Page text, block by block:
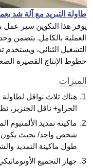
طاولة التبريد مع آلة شد
يوفر هذا التكوين سير
العملية بالكامل. يتضمن
التشغيل الثنائي،
خطوط الإنتاج القصيرة
الميزات
هناك ثلاث نواقل لطاولة
الحزاو+ ناقل الجنزير،
ماكينة تمديد
شخص واحد/ بحيث يكون
طول ماكينة التمديد
جهاز التجميع